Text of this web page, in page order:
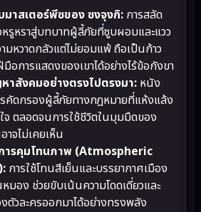
มาสเตอร์พีซของ ซงจุงกิ: การสลัด
รูหราสู่บทบาทผู้ลี้ภัยที่ซูบผอมและแวว
มหวาดกลัวแต่ไม่ยอมแพ้ ถือเป็นก้าว
การแสดงของเขาได้อย่างไร้ข้อกังขา
าสังคมอย่างตรงไปตรงมา: หนัง
ดกรองผู้ลี้ภัยทางกฎหมายที่แห้งแล้ง
ใจ ตลอดจนการใช้ชีวิตในมุมมืดของ
จไม่เคยเห็น
ารคุมโทนภาพ (Atmospheric
การใช้โทนสีเย็นและบรรยากาศเมือง
มอง ช่วยขับเน้นความโดดเดี่ยวและ
ตัวละครออกมาได้อย่างทรงพลัง